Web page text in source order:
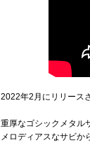
2022年2月にリリース
重厚なゴシックメタル
メロディアスなサビか